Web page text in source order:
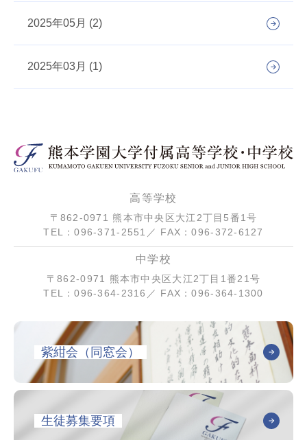
2025年05月 (2)
2025年03月 (1)
高等学校
〒862-0971 熊本市中央区大江2丁目5番1号
TEL：096-371-2551／ FAX：096-372-6127
中学校
〒862-0971 熊本市中央区大江2丁目1番21号
TEL：096-364-2316／ FAX：096-364-1300
紫紺会（同窓会）
生徒募集要項